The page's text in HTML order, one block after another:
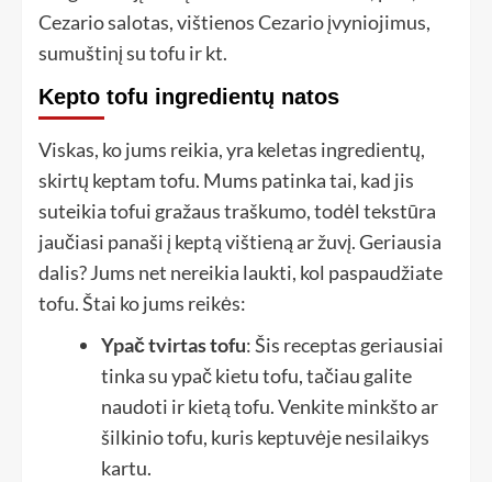
Cezario salotas, vištienos Cezario įvyniojimus,
sumuštinį su tofu ir kt.
Kepto tofu ingredientų natos
Viskas, ko jums reikia, yra keletas ingredientų,
skirtų keptam tofu. Mums patinka tai, kad jis
suteikia tofui gražaus traškumo, todėl tekstūra
jaučiasi panaši į keptą vištieną ar žuvį. Geriausia
dalis? Jums net nereikia laukti, kol paspaudžiate
tofu. Štai ko jums reikės:
Ypač tvirtas tofu: Šis receptas geriausiai
tinka su ypač kietu tofu, tačiau galite
naudoti ir kietą tofu. Venkite minkšto ar
šilkinio tofu, kuris keptuvėje nesilaikys
kartu.